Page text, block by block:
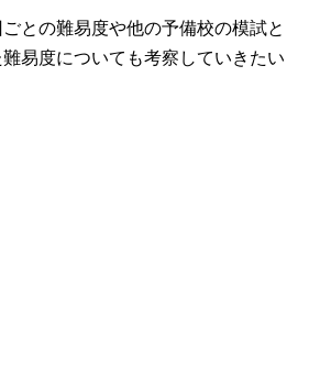
との難易度や他の予備校の模試と
易度についても考察していきたい